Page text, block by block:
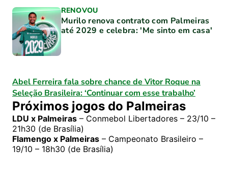
RENOVOU
Murilo renova contrato com Palmeiras
até 2029 e celebra: 'Me sinto em casa'
Abel Ferreira fala sobre chance de Vitor Roque na
Seleção Brasileira: ‘Continuar com esse trabalho’
Próximos jogos do Palmeiras
LDU x Palmeiras – Conmebol Libertadores – 23/10 –
21h30 (de Brasília)
Flamengo x Palmeiras – Campeonato Brasileiro –
19/10 – 18h30 (de Brasília)